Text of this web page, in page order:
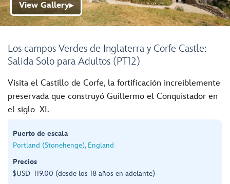
Los campos Verdes de Inglaterra y Corfe Castle:
Salida Solo para Adultos (PT12)
View Gallery▶
Visita el Castillo de Corfe, la fortificación increíblemente
preservada que construyó Guillermo el Conquistador en
el siglo XI.
Puerto de escala
Portland (Stonehenge), England
Precios
$USD 119.00 (desde los 18 años en adelante)